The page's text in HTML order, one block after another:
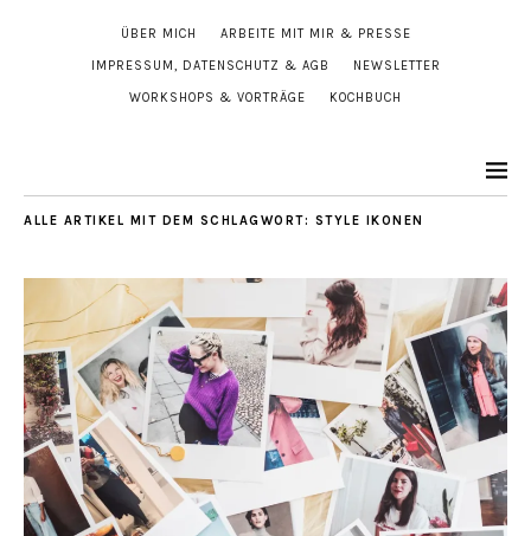
ÜBER MICH ARBEITE MIT MIR & PRESSE
IMPRESSUM, DATENSCHUTZ & AGB NEWSLETTER
WORKSHOPS & VORTRÄGE KOCHBUCH
ALLE ARTIKEL MIT DEM SCHLAGWORT: STYLE IKONEN